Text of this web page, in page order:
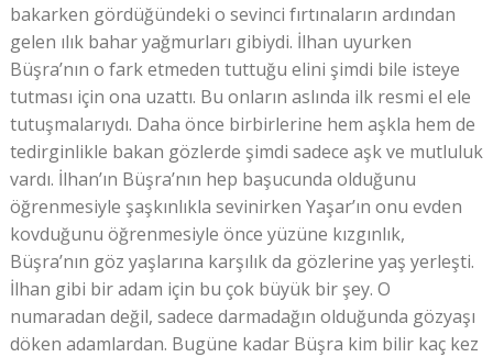
bakarken gördüğündeki o sevinci fırtınaların ardından
gelen ılık bahar yağmurları gibiydi. İlhan uyurken
Büşra’nın o fark etmeden tuttuğu elini şimdi bile isteye
tutması için ona uzattı. Bu onların aslında ilk resmi el ele
tutuşmalarıydı. Daha önce birbirlerine hem aşkla hem de
tedirginlikle bakan gözlerde şimdi sadece aşk ve mutluluk
vardı. İlhan’ın Büşra’nın hep başucunda olduğunu
öğrenmesiyle şaşkınlıkla sevinirken Yaşar’ın onu evden
kovduğunu öğrenmesiyle önce yüzüne kızgınlık,
Büşra’nın göz yaşlarına karşılık da gözlerine yaş yerleşti.
İlhan gibi bir adam için bu çok büyük bir şey. O
numaradan değil, sadece darmadağın olduğunda gözyaşı
döken adamlardan. Bugüne kadar Büşra kim bilir kaç kez